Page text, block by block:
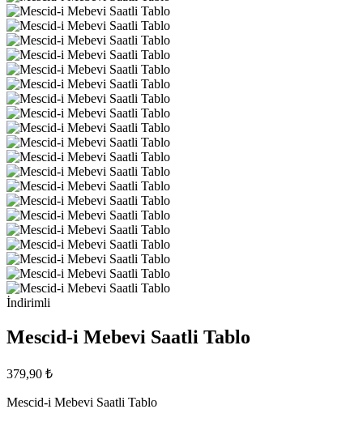
İndirimli
Mescid-i Mebevi Saatli Tablo
379,90 ₺
Mescid-i Mebevi Saatli Tablo